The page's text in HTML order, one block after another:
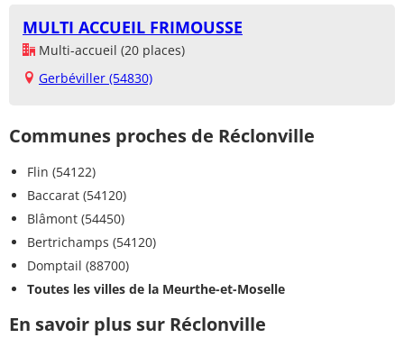
MULTI ACCUEIL FRIMOUSSE
Multi-accueil (20 places)
Gerbéviller (54830)
Communes proches de Réclonville
Flin (54122)
Baccarat (54120)
Blâmont (54450)
Bertrichamps (54120)
Domptail (88700)
Toutes les villes de la Meurthe-et-Moselle
En savoir plus sur Réclonville